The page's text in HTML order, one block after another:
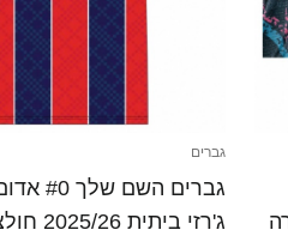
גברים
גברים השם
ג'רזי ביתית 2025/26 חולצה קצרה